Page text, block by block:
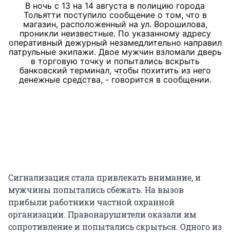
В ночь с 13 на 14 августа в полицию города
Тольятти поступило сообщение о том, что в
магазин, расположенный на ул. Ворошилова,
проникли неизвестные. По указанному адресу
оперативный дежурный незамедлительно направил
патрульные экипажи. Двое мужчин взломали дверь
в торговую точку и попытались вскрыть
банковский терминал, чтобы похитить из него
денежные средства, - говорится в сообщении.
Сигнализация стала привлекать внимание, и
мужчины попытались сбежать. На вызов
прибыли работники частной охранной
организации. Правонарушители оказали им
сопротивление и попытались скрыться. Одного из